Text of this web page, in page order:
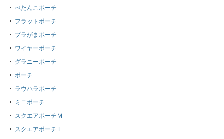
ぺたんこポーチ
フラットポーチ
プラがまポーチ
ワイヤーポーチ
グラニーポーチ
ポーチ
ラウハラポーチ
ミニポーチ
スクエアポーチＭ
スクエアポーチ L